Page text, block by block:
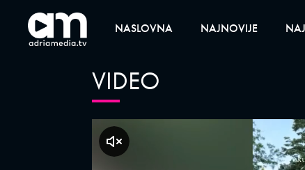
NASLOVNA NAJNOVIJE
VIDEO
klikni za zvuk